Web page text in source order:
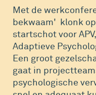
Met de
bekwaam' klonk
startschot voor
Adaptieve
Een groot
gaat in
psychologische